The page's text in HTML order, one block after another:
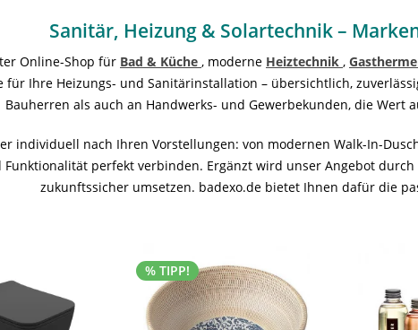
Sanitär, Heizung & Solartechnik –
Online-Shop für Bad & Küche , moderne Heiztechnik ,
für Ihre Heizungs- und Sanitärinstallation – übersichtlich,
Bauherren als auch an Handwerks- und Gewerbekunden, die Wert
individuell nach Ihren Vorstellungen: von modernen Walk-In-
Funktionalität perfekt verbinden. Ergänzt wird unser Angebot
zukunftssicher umsetzen. badexo.de bietet Ihnen dafür die
% TIPP!